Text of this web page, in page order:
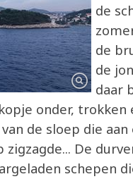
de
de
de
daar
onder, trokken
de sloep die
De
schepen